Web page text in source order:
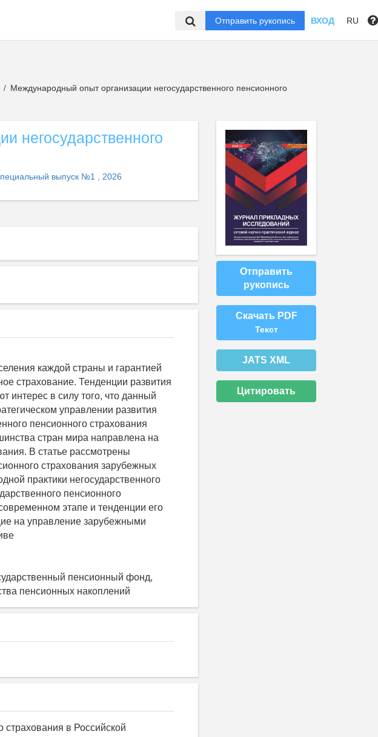
Отправить рукопись ВХОД RU
/ Международный опыт организации негосударственного пенсионного
негосударственного
выпуск №1 , 2026
каждой страны и гарантией
страхование. Тенденции развития
интерес в силу того, что данный
управлении развития
пенсионного страхования
стран мира направлена на
В статье рассмотрены
страхования зарубежных
практики негосударственного
пенсионного
этапе и тенденции его
на управление зарубежными
пенсионный фонд,
пенсионных накоплений
в Российской
Отправить
рукопись
Скачать PDF
Текст
JATS XML
Цитировать